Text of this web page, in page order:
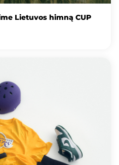
Lietuvos himną CUP